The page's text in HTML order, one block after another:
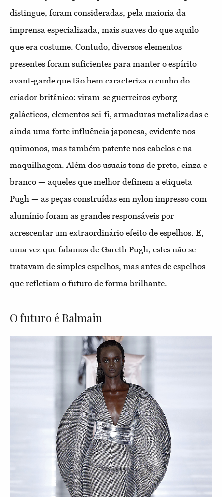
distingue, foram consideradas, pela maioria da
imprensa especializada, mais suaves do que aquilo
que era costume. Contudo, diversos elementos
presentes foram suficientes para manter o espírito
avant-garde que tão bem caracteriza o cunho do
criador britânico: viram-se guerreiros cyborg
galácticos, elementos sci-fi, armaduras metalizadas e
ainda uma forte influência japonesa, evidente nos
quimonos, mas também patente nos cabelos e na
maquilhagem. Além dos usuais tons de preto, cinza e
branco — aqueles que melhor definem a etiqueta
Pugh — as peças construídas em nylon impresso com
alumínio foram as grandes responsáveis por
acrescentar um extraordinário efeito de espelhos. E,
uma vez que falamos de Gareth Pugh, estes não se
tratavam de simples espelhos, mas antes de espelhos
que refletiam o futuro de forma brilhante.
O futuro é Balmain